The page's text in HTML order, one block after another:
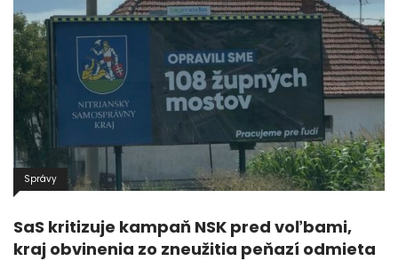
Správy
SaS kritizuje kampaň NSK pred voľbami,
kraj obvinenia zo zneužitia peňazí odmieta